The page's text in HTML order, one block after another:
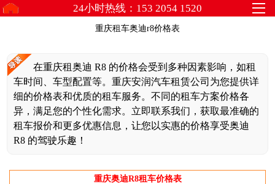
24小时热线：153 2054 1520
重庆租车奥迪r8价格表
在重庆租奥迪 R8 的价格会受到多种因素影响，如租
车时间、车型配置等。重庆安润汽车租赁公司为您提供详
细的价格表和优质的租车服务。不同的租车方案价格各
异，满足您的个性化需求。立即联系我们，获取最准确的
租车报价和更多优惠信息，让您以实惠的价格享受奥迪
R8 的驾驶乐趣！
重庆奥迪R8租车价格表